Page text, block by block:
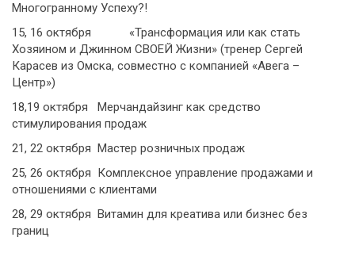
Многогранному Успеху?!
15, 16 октября «Трансформация или как стать
Хозяином и Джинном СВОЕЙ Жизни» (тренер Сергей
Карасев из Омска, совместно с компанией «Авега –
Центр»)
18,19 октября Мерчандайзинг как средство
стимулирования продаж
21, 22 октября Мастер розничных продаж
25, 26 октября Комплексное управление продажами и
отношениями с клиентами
28, 29 октября Витамин для креатива или бизнес без
границ